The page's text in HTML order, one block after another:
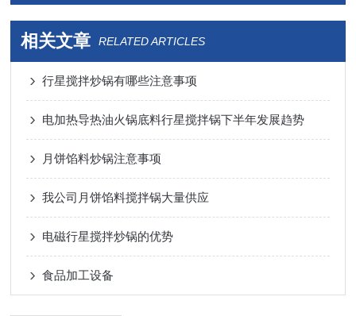
相关文章 RELATED ARTICLES
行星搅拌炒锅有哪些注意事项
电加热导热油火锅底料行星搅拌锅下半年发展趋势
月饼馅料炒锅注意事项
我公司月饼馅料搅拌锅大量供应
电磁行星搅拌炒锅的优势
食品加工设备